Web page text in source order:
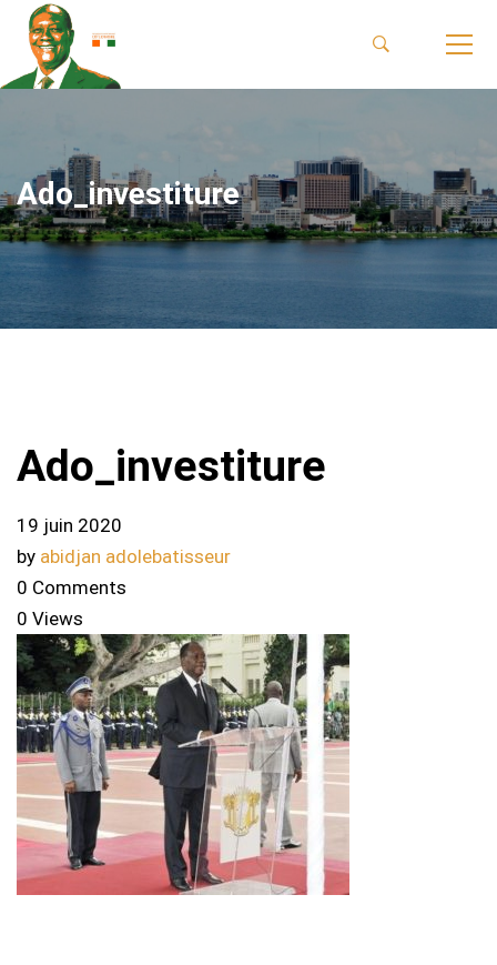
Ado_investiture
Ado_investiture
19 juin 2020
by abidjan adolebatisseur
0 Comments
0 Views